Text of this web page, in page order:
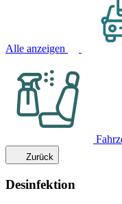
Alle anzeigen
Zurück
Desinfektion